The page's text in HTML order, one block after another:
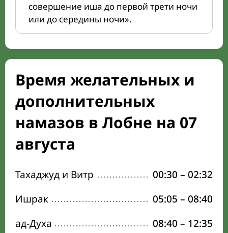
совершение иша до первой трети ночи
или до середины ночи».
Время желательных и
дополнительных
намазов в Лобне на 07
августа
Тахаджуд и Витр 00:30 – 02:32
Ишрак
05:05 – 08:40
ад-Духа
08:40 – 12:35